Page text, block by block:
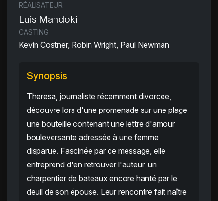
RÉALISATEUR
Luis Mandoki
CASTING
Kevin Costner, Robin Wright, Paul Newman
Synopsis
Theresa, journaliste récemment divorcée,
découvre lors d'une promenade sur une plage
une bouteille contenant une lettre d'amour
bouleversante adressée à une femme
disparue. Fascinée par ce message, elle
entreprend d'en retrouver l'auteur, un
charpentier de bateaux encore hanté par le
deuil de son épouse. Leur rencontre fait naître